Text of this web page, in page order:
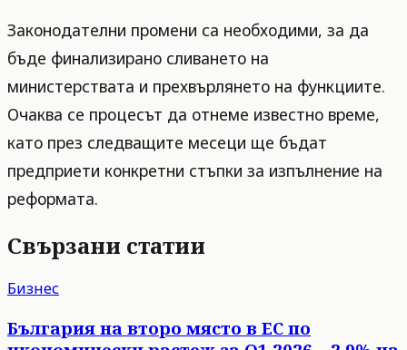
Законодателни промени са необходими, за да
бъде финализирано сливането на
министерствата и прехвърлянето на функциите.
Очаква се процесът да отнеме известно време,
като през следващите месеци ще бъдат
предприети конкретни стъпки за изпълнение на
реформата.
Свързани статии
Бизнес
България на второ място в ЕС по